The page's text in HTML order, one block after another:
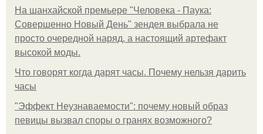
На шанхайской премьере "Человека - Паука:
Совершенно Новый День" зендея выбрала не
просто очередной наряд, а настоящий артефакт
высокой моды.
Что говорят когда дарят часы. Почему нельзя дарить
часы
"Эффект Неузнаваемости": почему новый образ
певицы вызвал споры о гранях возможного?